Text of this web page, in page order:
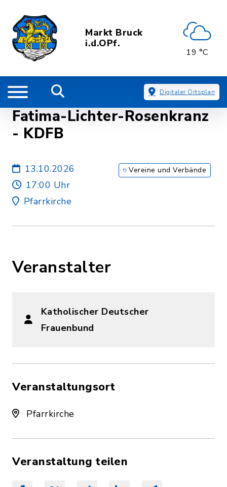
Markt Bruck
i.d.OPf.
19 °C
Digitaler Ortsplan
Fatima-Lichter-Rosenkranz
- KDFB
13.10.2026
17:00 Uhr
Pfarrkirche
Vereine und Verbände
Veranstalter
Katholischer Deutscher
Frauenbund
Veranstaltungsort
Pfarrkirche
Veranstaltung teilen